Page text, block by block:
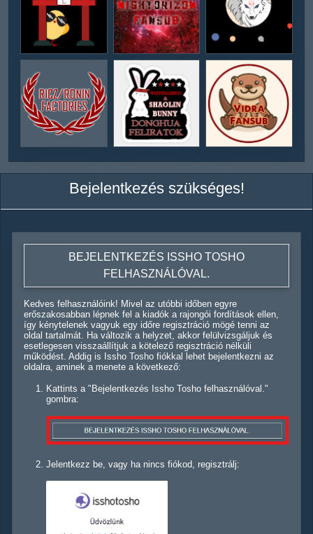
Bejelentkezés szükséges!
BEJELENTKEZÉS ISSHO TOSHO
FELHASZNÁLÓVAL.
Kedves felhasználóink! Mivel az utóbbi időben egyre
erőszakosabban lépnek fel a kiadók a rajongói fordítások ellen,
így kénytelenek vagyuk egy időre regisztráció mögé tenni az
oldal tartalmát. Ha változik a helyzet, akkor felülvizsgáljuk és
esetlegesen visszaállítjuk a kötelező regisztráció nélküli
működést. Addig is Issho Tosho fiókkal lehet bejelentkezni az
oldalra, aminek a menete a következő:
Kattints a "Bejelentkezés Issho Tosho felhasználóval."
gombra:
Jelentkezz be, vagy ha nincs fiókod, regisztrálj: